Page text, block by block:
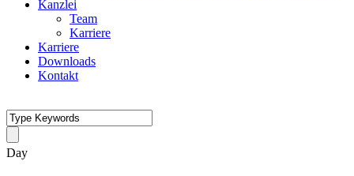
Kanzlei
Team
Karriere
Karriere
Downloads
Kontakt
Day